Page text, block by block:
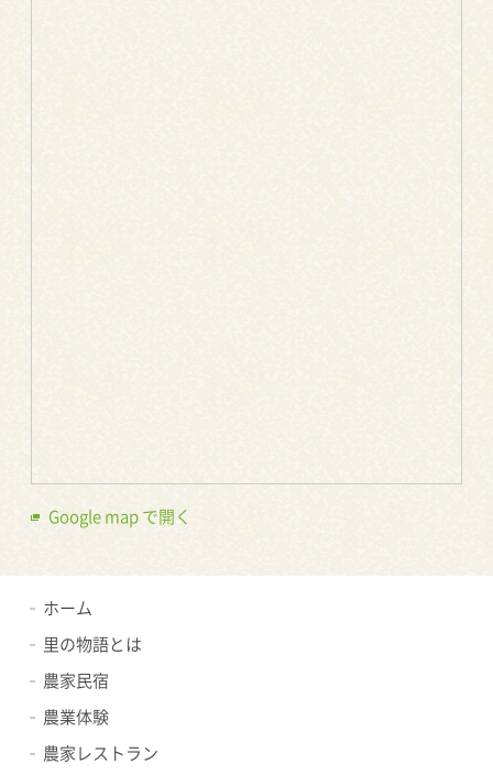
Google map で開く
ホーム
里の物語とは
農家民宿
農業体験
農家レストラン